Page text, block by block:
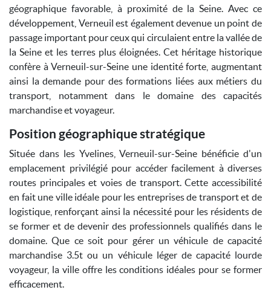
géographique favorable, à proximité de la Seine. Avec ce
développement, Verneuil est également devenue un point de
passage important pour ceux qui circulaient entre la vallée de
la Seine et les terres plus éloignées. Cet héritage historique
confère à Verneuil-sur-Seine une identité forte, augmentant
ainsi la demande pour des formations liées aux métiers du
transport, notamment dans le domaine des capacités
marchandise et voyageur.
Position géographique stratégique
Située dans les Yvelines, Verneuil-sur-Seine bénéficie d'un
emplacement privilégié pour accéder facilement à diverses
routes principales et voies de transport. Cette accessibilité
en fait une ville idéale pour les entreprises de transport et de
logistique, renforçant ainsi la nécessité pour les résidents de
se former et de devenir des professionnels qualifiés dans le
domaine. Que ce soit pour gérer un véhicule de capacité
marchandise 3.5t ou un véhicule léger de capacité lourde
voyageur, la ville offre les conditions idéales pour se former
efficacement.